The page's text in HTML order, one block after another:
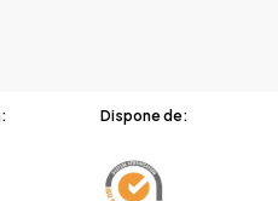
Dispone de: